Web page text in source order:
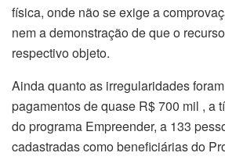
física, onde não se exige a
nem a demonstração de que o
respectivo objeto.
Ainda quanto as irregularidades
pagamentos de quase R$ 700 mil , a
do programa Empreender, a 133
cadastradas como beneficiárias do